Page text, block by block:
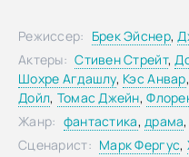
Режиссер: Брек Эйснер,
Актеры: Стивен Стрейт,
Шохре Агдашлу, Кэс Анвар
Дойл, Томас Джейн,
Жанр: фантастика,драма
Сценарист: Марк Фергус,